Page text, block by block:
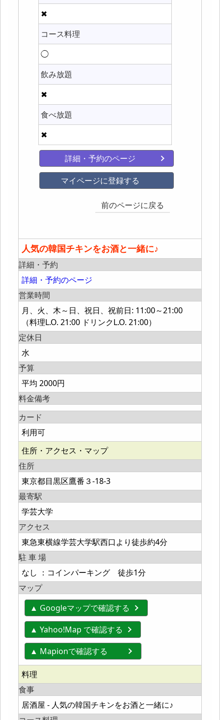
✖
コース料理
◯
飲み放題
✖
食べ放題
✖
詳細・予約のページ
マイページに登録する
前のページに戻る
人気の韓国チキンをお酒と一緒に♪
詳細・予約
詳細・予約のページ
営業時間
月、火、木～日、祝日、祝前日: 11:00～21:00
（料理L.O. 21:00 ドリンクL.O. 21:00）
定休日
水
予算
平均 2000円
料金備考
カード
利用可
住所・アクセス・マップ
住所
東京都目黒区鷹番３-18-3
最寄駅
学芸大学
アクセス
東急東横線学芸大学駅西口より徒歩約4分
駐 車 場
なし ：コインパーキング 徒歩1分
マップ
▲ Googleマップで確認する
▲ Yahoo!Map で確認する
▲ Mapionで確認する
料理
食事
居酒屋 - 人気の韓国チキンをお酒と一緒に♪